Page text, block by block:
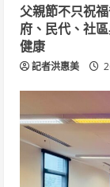
父親節不只祝
府、民代、社
健康
記者洪惠美